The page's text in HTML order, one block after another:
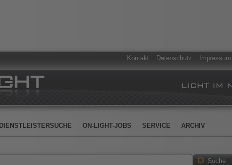
Kontakt Datenschutz Impressum
DIENSTLEISTERSUCHE ON-LIGHT-JOBS SERVICE ARCHIV
Suche